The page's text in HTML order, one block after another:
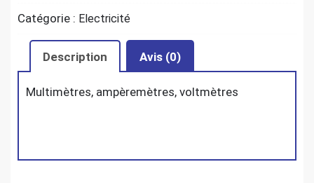
Catégorie : Electricité
Description Avis (0)
Multimètres, ampèremètres, voltmètres